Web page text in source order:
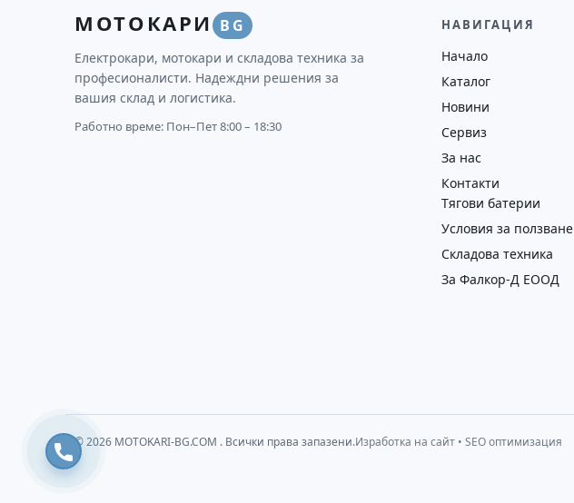
МОТОКАРИ BG
Електрокари, мотокари и складова техника за
професионалисти. Надеждни решения за
вашия склад и логистика.
Работно време: Пон–Пет 8:00 – 18:30
НАВИГАЦИЯ
Начало
Каталог
Новини
Сервиз
За нас
Контакти
Тягови батерии
Условия за ползване
Складова техника
За Фалкор-Д ЕООД
© 2026 MOTOKARI-BG.COM . Всички права запазени.Изработка на сайт • SEO оптимизация